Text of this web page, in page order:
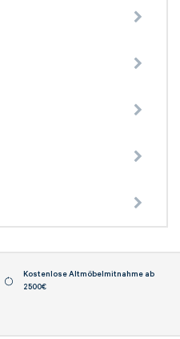
Kostenlose Altmöbelmitnahme ab
2500€